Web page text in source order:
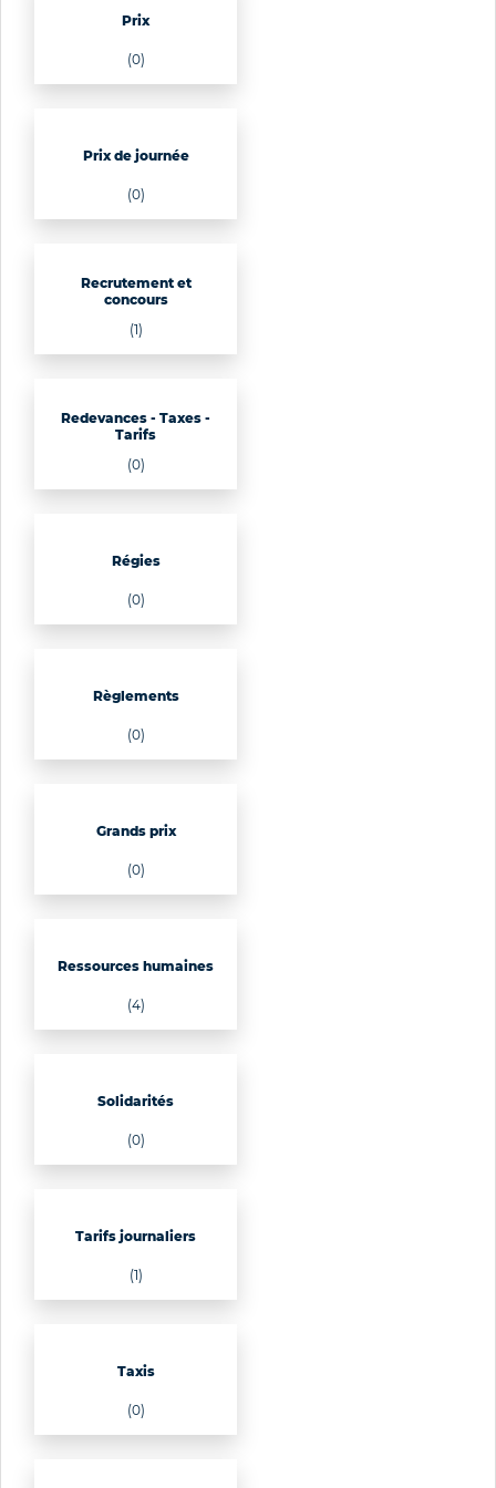
Prix
(0)
Prix de journée
(0)
Recrutement et
concours
(1)
Redevances - Taxes -
Tarifs
(0)
Régies
(0)
Règlements
(0)
Grands prix
(0)
Ressources humaines
(4)
Solidarités
(0)
Tarifs journaliers
(1)
Taxis
(0)